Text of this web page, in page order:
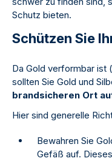
Schutz bieten.
Schützen Sie
Da Gold verformbar ist
sollten Sie Gold und
brandsicheren Ort
Hier sind generelle
Bewahren Sie
Gefäß auf.